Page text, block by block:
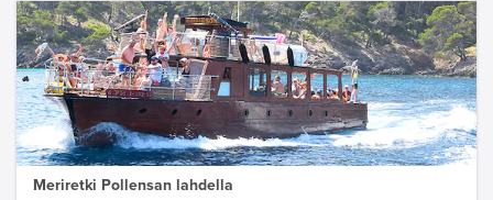
Meriretki Pollensan lahdella